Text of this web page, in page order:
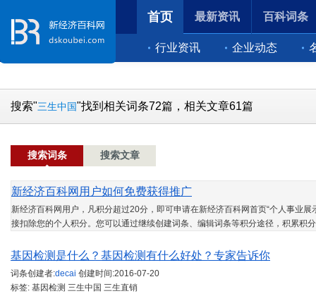
首页
行业资讯 企业动态
最新资讯 百科词条
搜索"三生中国"找到相关词条72篇，相关文章61篇
搜索词条 搜索文章
新经济百科网用户如何免费获得推广
新经济百科网用户，凡积分超过20分，即可申请在新经济百科网首页“个人事业
接扣除您的个人积分。您可以通过继续创建词条、编辑词条等积分途径，积累积
基因检测是什么？基因检测有什么好处？专家告诉你
词条创建者:decai 创建时间:2016-07-20
标签: 基因检测 三生中国 三生直销